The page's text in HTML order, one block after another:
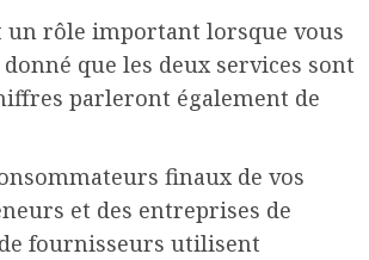
rôle important lorsque vous
que les deux services sont
parleront également de
finaux de vos
et des entreprises de
fournisseurs utilisent